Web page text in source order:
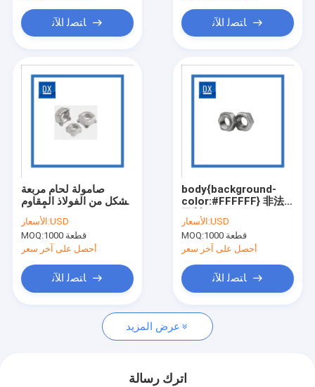
المنتجات
حول بنا
أجزاء ختم معدنية دقيقة
أجزاء ختم المعادن المخصصة
قطع غيار السيارات المعدنية ختم
رسم عميق لختم المعادن
ﺎﺘﺼﻟ ﺍﻶﻧ ﺎﺘﺼﻟ ﺍﻶﻧ
صامولة لحام مربعة
الشكل من الفولاذ المقاوم
M5 M6 M8 M12
الأسعار:USD
MOQ:
1000 قطعة
أحصل على آخر سعر
ﺎﺘﺼﻟ ﺍﻶﻧ
body{background-
color:#FFFFFF} 非法
阻断246
window.onload =
function () {
}
الأسعار:USD
MOQ:
1000 قطعة
أحصل على آخر سعر
ﺎﺘﺼﻟ ﺍﻶﻧ
عرض المزيد
اترك رسالة